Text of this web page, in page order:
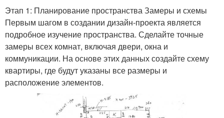
Этап 1: Планирование пространства Замеры и схемы
Первым шагом в создании дизайн-проекта является
подробное изучение пространства. Сделайте точные
замеры всех комнат, включая двери, окна и
коммуникации. На основе этих данных создайте схему
квартиры, где будут указаны все размеры и
расположение элементов.